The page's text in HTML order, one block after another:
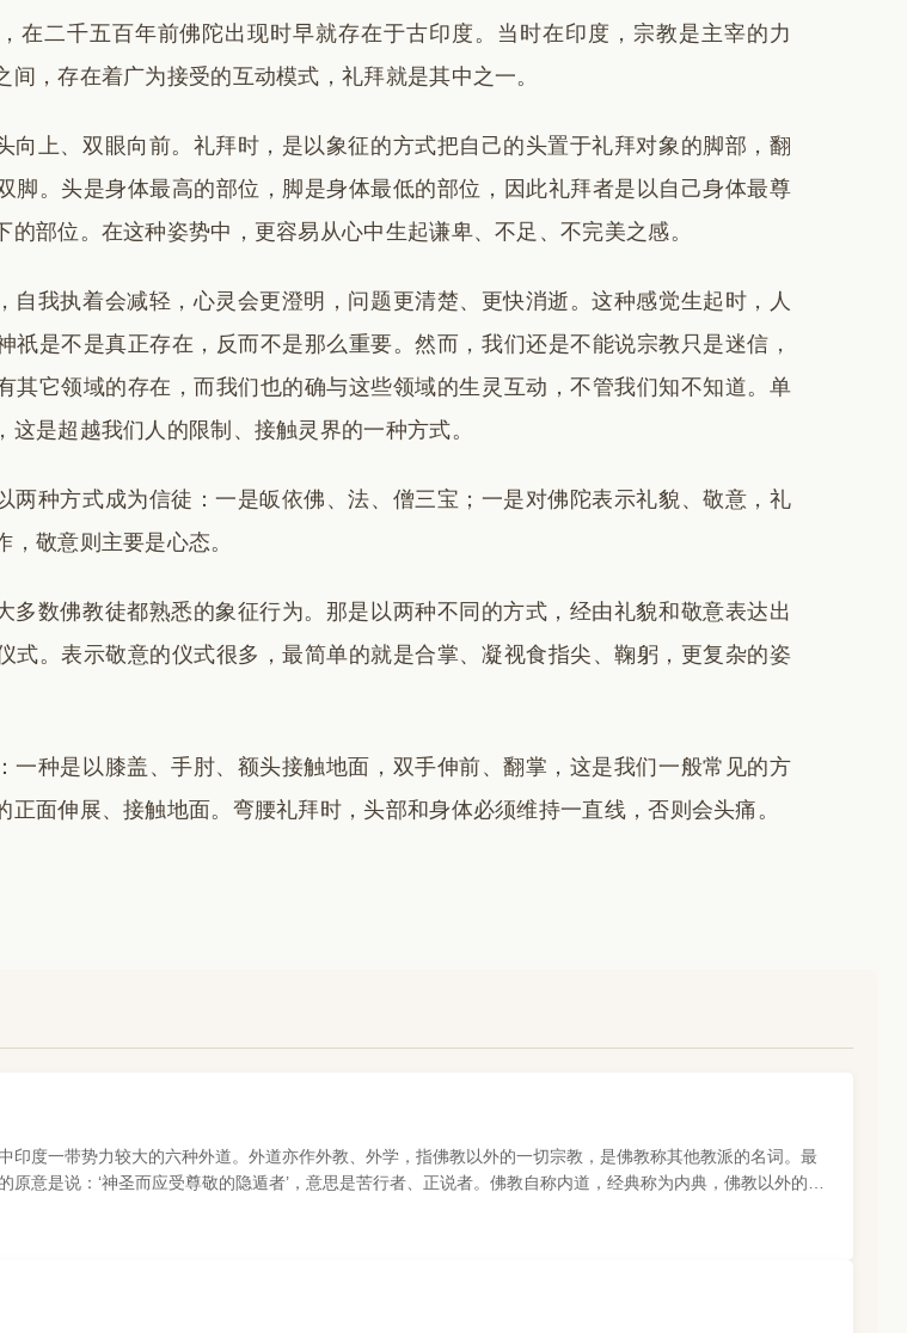
在二千五百年前佛陀出现时早就存在于古印度。当时在印度，宗教是主宰的力
，存在着广为接受的互动模式，礼拜就是其中之一。
向上、双眼向前。礼拜时，是以象征的方式把自己的头置于礼拜对象的脚部，翻
脚。头是身体最高的部位，脚是身体最低的部位，因此礼拜者是以自己身体最尊
的部位。在这种姿势中，更容易从心中生起谦卑、不足、不完美之感。
自我执着会减轻，心灵会更澄明，问题更清楚、更快消逝。这种感觉生起时，人
祇是不是真正存在，反而不是那么重要。然而，我们还是不能说宗教只是迷信，
其它领域的存在，而我们也的确与这些领域的生灵互动，不管我们知不知道。单
是超越我们人的限制、接触灵界的一种方式。
两种方式成为信徒：一是皈依佛、法、僧三宝；一是对佛陀表示礼貌、敬意，礼
敬意则主要是心态。
多数佛教徒都熟悉的象征行为。那是以两种不同的方式，经由礼貌和敬意表达出
式。表示敬意的仪式很多，最简单的就是合掌、凝视食指尖、鞠躬，更复杂的姿
一种是以膝盖、手肘、额头接触地面，双手伸前、翻掌，这是我们一般常见的方
正面伸展、接触地面。弯腰礼拜时，头部和身体必须维持一直线，否则会头痛。
印度一带势力较大的六种外道。外道亦作外教、外学，指佛教以外的一切宗教，是佛教称其他教派的名词。最
意是说：‘神圣而应受尊敬的隐遁者’，意思是苦行者、正说者。佛教自称内道，经典称为内典，佛教以外的经